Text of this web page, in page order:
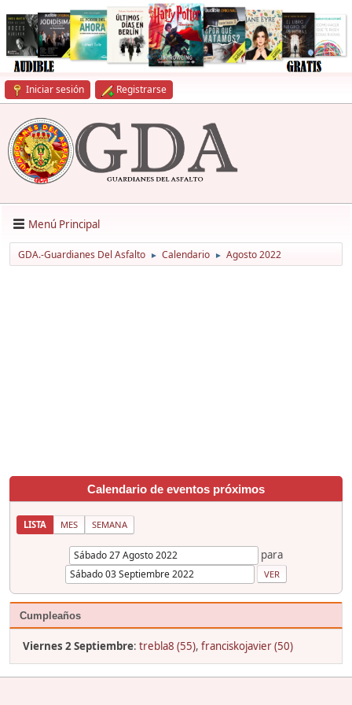
Iniciar sesión Registrarse
Menú Principal
GDA.-Guardianes Del Asfalto ► Calendario ► Agosto 2022
Calendario de eventos próximos
LISTA MES SEMANA
para
Cumpleaños
Viernes 2 Septiembre: trebla8 (55), franciskojavier (50)